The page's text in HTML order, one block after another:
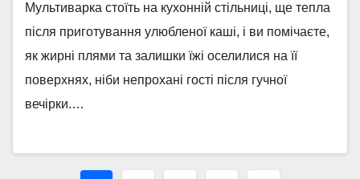
Мультиварка стоїть на кухонній стільниці, ще тепла
після приготування улюбленої каші, і ви помічаєте,
як жирні плями та залишки їжі оселилися на її
поверхнях, ніби непрохані гості після гучної
вечірки.…